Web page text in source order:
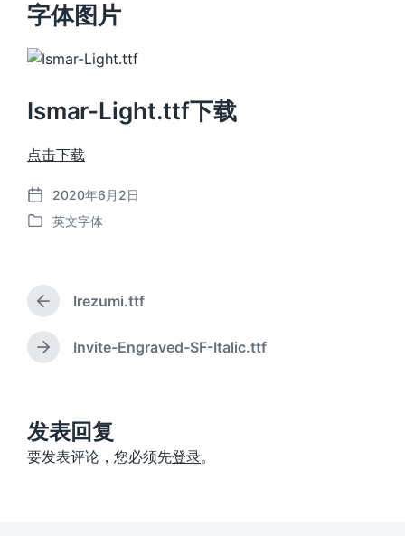
字体图片
Ismar-Light.ttf下载
点击下载
发
布
2020年6月2日
发
英文字体
上
篇
文
章
Irezumi.ttf
下
：
Invite-Engraved-SF-Italic.ttf
发表回复
要发表评论，您必须先登录。